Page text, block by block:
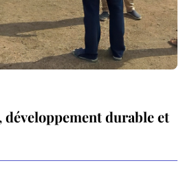
développement durable et